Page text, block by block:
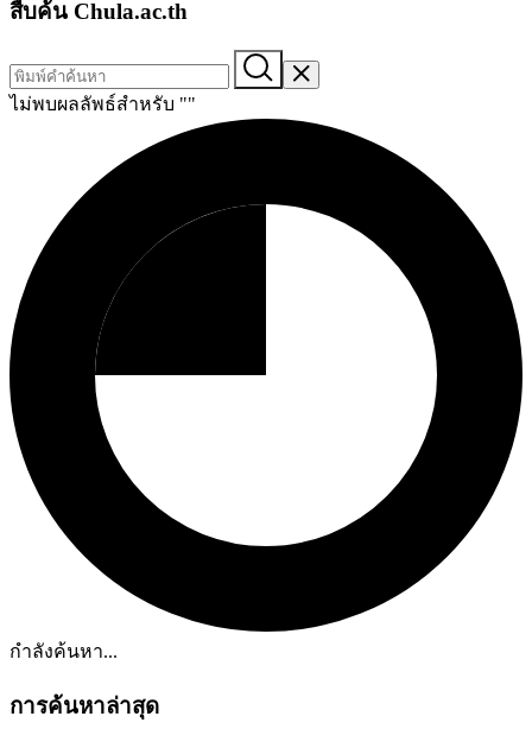
สืบค้น Chula.ac.th
ไม่พบผลลัพธ์สำหรับ ""
กำลังค้นหา...
การค้นหาล่าสุด